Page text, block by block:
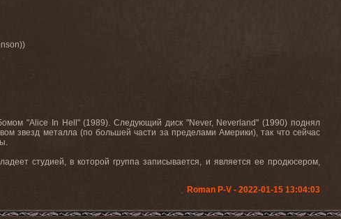
"Alice In Hell" (1989). Следующий диск "Never, Neverland" (1990) поднял
звезд металла (по большей части за пределами Америки), так что сейчас
студией, в которой группа записывается, и является ее продюсером,
Roman P-V - 2022-01-15 13:04:03